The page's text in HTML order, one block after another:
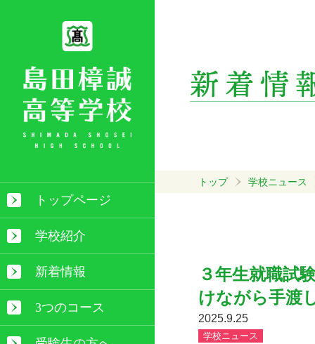
トップページ
学校紹介
新着情報
3つのコース
トップ 学校ニュース
３年生就職試
けながら手渡
2025.9.25
学校ニュース